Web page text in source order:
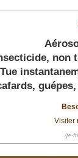
non
Tue
Visiter
/je-